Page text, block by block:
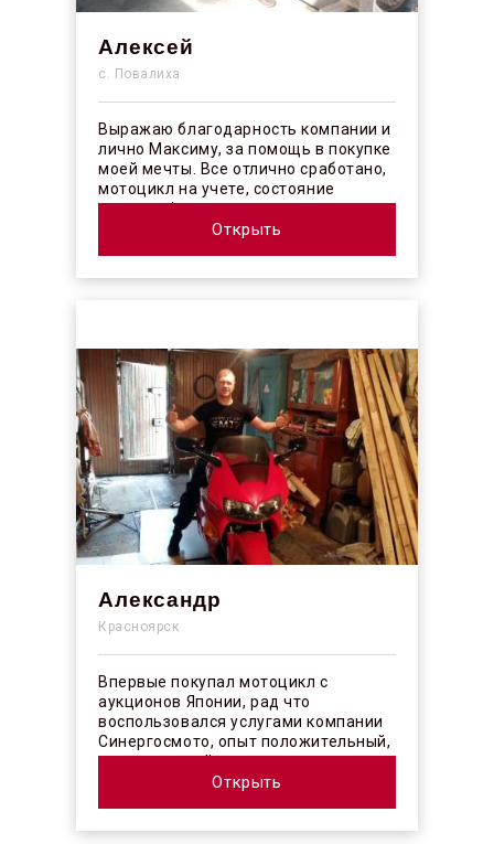
Алексей
с. Повалиха
Выражаю благодарность компании и
лично Максиму, за помощь в покупке
моей мечты. Все отлично сработано,
мотоцикл на учете, состояние
отличное! ...
Открыть
Александр
Красноярск
Впервые покупал мотоцикл с
аукционов Японии, рад что
воспользовался услугами компании
Синергосмото, опыт положительный,
коллектив действительно
профессионалы своего ...
Открыть